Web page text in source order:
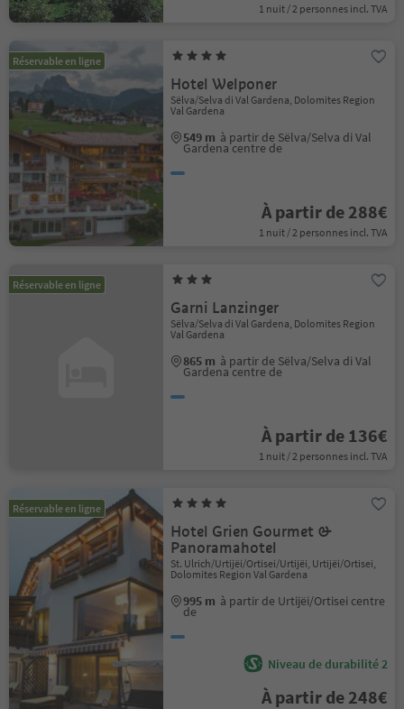
1 nuit / 2 personnes incl. TVA
Réservable en ligne
Hotel Welponer
Sëlva/Selva di Val Gardena, Dolomites Region
Val Gardena
549 m à partir de Sëlva/Selva di Val
Gardena centre de
À partir de 288€
1 nuit / 2 personnes incl. TVA
Réservable en ligne
Garni Lanzinger
Sëlva/Selva di Val Gardena, Dolomites Region
Val Gardena
865 m à partir de Sëlva/Selva di Val
Gardena centre de
À partir de 136€
1 nuit / 2 personnes incl. TVA
Réservable en ligne
Hotel Grien Gourmet &
Panoramahotel
St. Ulrich/Urtijëi/Ortisei/Urtijëi, Urtijëi/Ortisei,
Dolomites Region Val Gardena
995 m à partir de Urtijëi/Ortisei centre
de
Niveau de durabilité 2
À partir de 248€